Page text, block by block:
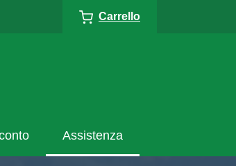
Carrello
Assistenza